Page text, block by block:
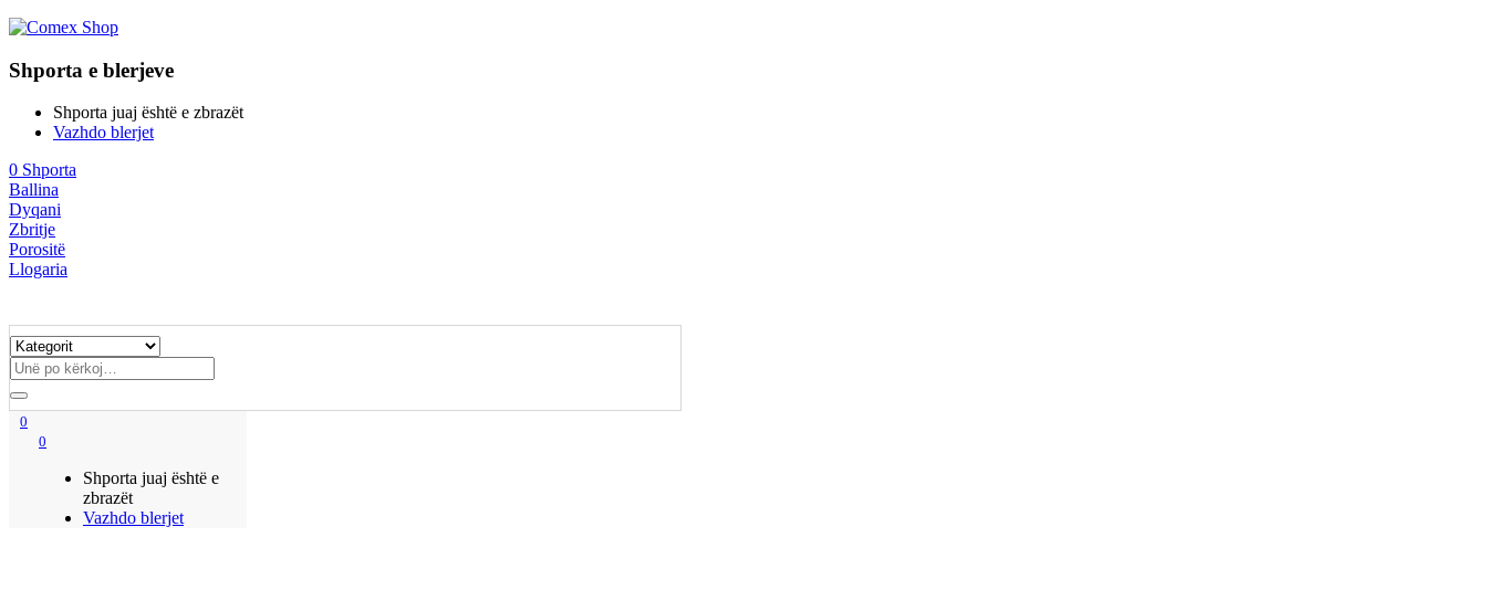
Shporta e blerjeve
Shporta juaj është e zbrazët
Vazhdo blerjet
0 Shporta
Ballina
Dyqani
Zbritje
Porositë
Llogaria
0
0
Shporta juaj është e
zbrazët
Vazhdo blerjet